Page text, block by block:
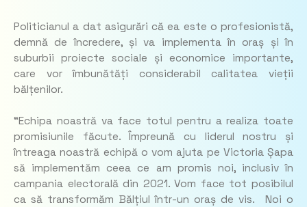
Politicianul a dat asigurări că ea este o profesionistă,
demnă de încredere, și va implementa în oraș și în
suburbii proiecte sociale și economice importante,
care vor îmbunătăți considerabil calitatea vieții
bălțenilor.
“Echipa noastră va face totul pentru a realiza toate
promisiunile făcute. Împreună cu liderul nostru și
întreaga noastră echipă o vom ajuta pe Victoria Șapa
să implementăm ceea ce am promis noi, inclusiv în
campania electorală din 2021. Vom face tot posibilul
ca să transformăm Bălțiul într-un oraș de vis. Noi o